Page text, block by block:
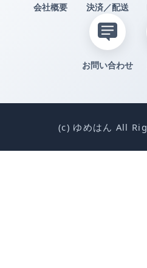
会社概要 決済／配送
お問い合わせ
(c) ゆめはん All